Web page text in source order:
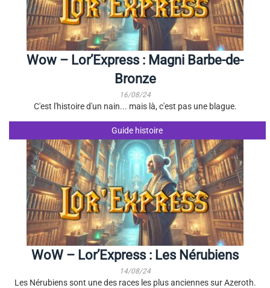
Wow – Lor’Express : Magni Barbe-de-
Bronze
16/08/24
C'est l'histoire d'un nain... mais là, c'est pas une blague.
Guide histoire
WoW – Lor’Express : Les Nérubiens
14/08/24
Les Nérubiens sont une des races les plus anciennes sur Azeroth.